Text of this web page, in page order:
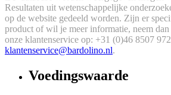
Resultaten uit wetenschappelijke
op de website gedeeld worden. Zijn er
product of wil je meer informatie, neem
onze klantenservice op: +31 (0)46 8507
klantenservice@bardolino.nl.
Voedingswaarde